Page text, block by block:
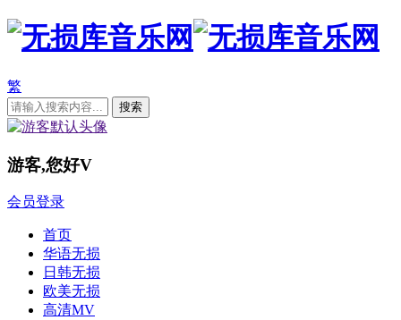
繁
游客,您好V
会员登录
首页
华语无损
日韩无损
欧美无损
高清MV